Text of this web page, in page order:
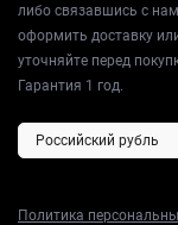
либо связавшись с
оформить доставку
уточняйте перед
Гарантия 1 год.
Политика